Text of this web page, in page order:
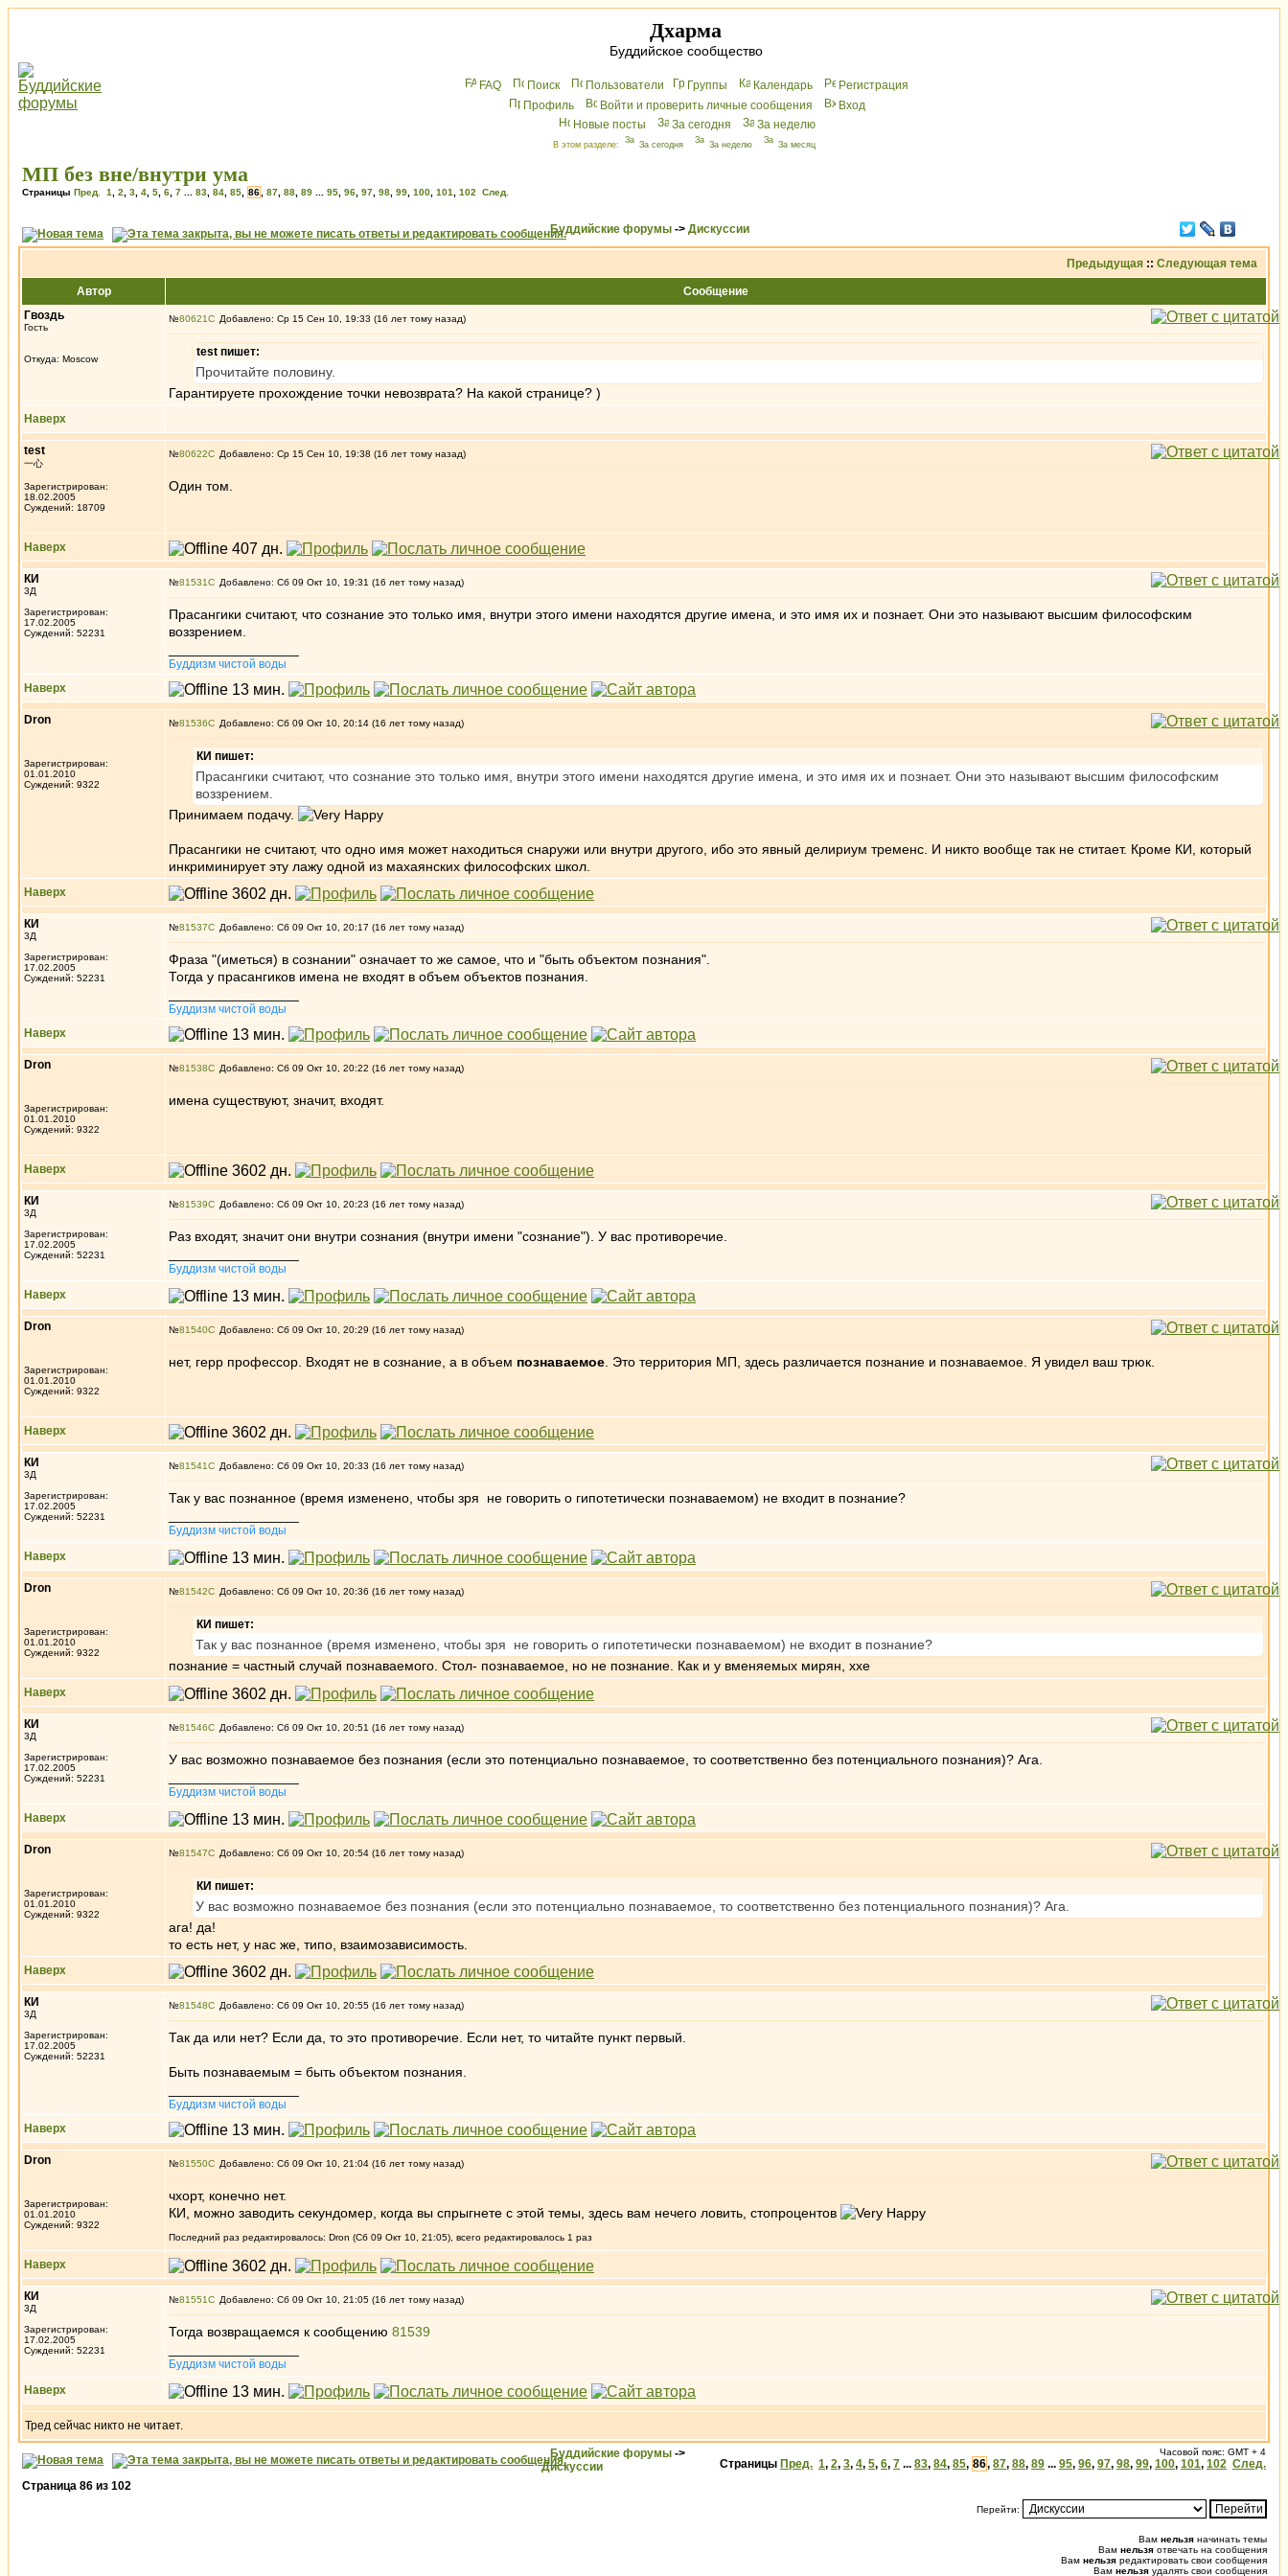
Дхарма
Буддийское сообщество
FAQ Поиск Пользователи Группы Календарь
Peгиcтрaция
Профиль
Войти и проверить личные сообщения
Вхoд
Новые посты
За сегодня За неделю
В этом разделе: За сегодня За неделю За месяц
МП без вне/внутри ума
Страницы Пред. 1 2 3 4 5 6 7 83 84 85 86 87 88 89 95 96 97 98 99 100 101 102 След.
Буддийские форумы -> Дискуссии
Предыдущая :: Следующая тема
Автор
Сообщение
Гвоздь
Гость
Откуда: Moscow
№80621 Добавлено: Ср 15 Сен 10, 19:33 (16 лет тому назад)
test пишет:
Прочитайте половину.
Гарантируете прохождение точки невозврата? На какой странице? )
Наверх
test
一心
Зарегистрирован:
18.02.2005
Суждений: 18709
№80622 Добавлено: Ср 15 Сен 10, 19:38 (16 лет тому назад)
Один том.
Наверх
КИ
3Д
Зарегистрирован:
17.02.2005
Суждений: 52231
№81531 Добавлено: Сб 09 Окт 10, 19:31 (16 лет тому назад)
Прасангики считают, что сознание это только имя, внутри этого имени находятся другие имена, и это имя их и познает. Они это называют высшим философским
воззрением.
Буддизм чистой воды
Наверх
Dron
Зарегистрирован:
01.01.2010
Суждений: 9322
№81536 Добавлено: Сб 09 Окт 10, 20:14 (16 лет тому назад)
КИ пишет:
Прасангики считают, что сознание это только имя, внутри этого имени находятся другие имена, и это имя их и познает. Они это называют высшим философским
воззрением.
Принимаем подачу.
Прасангики не считают, что одно имя может находиться снаружи или внутри другого, ибо это явный делириум тременс. И никто вообще так не ститает. Кроме КИ, который
инкриминирует эту лажу одной из махаянских философских школ.
Наверх
КИ
3Д
Зарегистрирован:
17.02.2005
Суждений: 52231
№81537 Добавлено: Сб 09 Окт 10, 20:17 (16 лет тому назад)
Фраза "(иметься) в сознании" означает то же самое, что и "быть объектом познания".
Тогда у прасангиков имена не входят в объем объектов познания.
Буддизм чистой воды
Наверх
Dron
Зарегистрирован:
01.01.2010
Суждений: 9322
№81538 Добавлено: Сб 09 Окт 10, 20:22 (16 лет тому назад)
имена существуют, значит, входят.
Наверх
КИ
3Д
Зарегистрирован:
17.02.2005
Суждений: 52231
№81539 Добавлено: Сб 09 Окт 10, 20:23 (16 лет тому назад)
Раз входят, значит они внутри сознания (внутри имени "сознание"). У вас противоречие.
Буддизм чистой воды
Наверх
Dron
Зарегистрирован:
01.01.2010
Суждений: 9322
№81540 Добавлено: Сб 09 Окт 10, 20:29 (16 лет тому назад)
нет, герр профессор. Входят не в сознание, а в объем познаваемое . Это территория МП, здесь различается познание и познаваемое. Я увидел ваш трюк.
Наверх
КИ
3Д
Зарегистрирован:
17.02.2005
Суждений: 52231
№81541 Добавлено: Сб 09 Окт 10, 20:33 (16 лет тому назад)
Так у вас познанное (время изменено, чтобы зря не говорить о гипотетически познаваемом) не входит в познание?
Буддизм чистой воды
Наверх
Dron
Зарегистрирован:
01.01.2010
Суждений: 9322
№81542 Добавлено: Сб 09 Окт 10, 20:36 (16 лет тому назад)
КИ пишет:
Так у вас познанное (время изменено, чтобы зря не говорить о гипотетически познаваемом) не входит в познание?
познание = частный случай познаваемого. Стол- познаваемое, но не познание. Как и у вменяемых мирян, ххе
Наверх
КИ
3Д
Зарегистрирован:
17.02.2005
Суждений: 52231
№81546 Добавлено: Сб 09 Окт 10, 20:51 (16 лет тому назад)
У вас возможно познаваемое без познания (если это потенциально познаваемое, то соответственно без потенциального познания)? Ага.
Буддизм чистой воды
Наверх
Dron
Зарегистрирован:
01.01.2010
Суждений: 9322
№81547 Добавлено: Сб 09 Окт 10, 20:54 (16 лет тому назад)
КИ пишет:
У вас возможно познаваемое без познания (если это потенциально познаваемое, то соответственно без потенциального познания)? Ага.
ага! да!
то есть нет, у нас же, типо, взаимозависимость.
Наверх
КИ
3Д
Зарегистрирован:
17.02.2005
Суждений: 52231
№81548 Добавлено: Сб 09 Окт 10, 20:55 (16 лет тому назад)
Так да или нет? Если да, то это противоречие. Если нет, то читайте пункт первый.
Быть познаваемым = быть объектом познания.
Буддизм чистой воды
Наверх
Dron
Зарегистрирован:
01.01.2010
Суждений: 9322
№81550 Добавлено: Сб 09 Окт 10, 21:04 (16 лет тому назад)
чхорт, конечно нет.
КИ, можно заводить секундомер, когда вы спрыгнете с этой темы, здесь вам нечего ловить, стопроцентов
Последний раз редактировалось: Dron (Сб 09 Окт 10, 21:05), всего редактировалось 1 раз
Наверх
КИ
3Д
Зарегистрирован:
17.02.2005
Суждений: 52231
№81551 Добавлено: Сб 09 Окт 10, 21:05 (16 лет тому назад)
Тогда возвращаемся к сообщению 81539
Буддизм чистой воды
Наверх
Тред сейчас никто не читает.
Буддийские форумы ->
Дискуссии
Часовой пояс: GMT + 4
Страницы Пред. 1, 2, 3, 4, 5, 6, 7 ... 83, 84, 85, 86, 87, 88, 89 ... 95, 96, 97, 98, 99, 100, 101, 102 След.
Страница 86 из 102
Перейти:
Вам нельзя начинать темы
Вам нельзя отвечать на сообщения
Вам нельзя редактировать свои сообщения
Вам нельзя удалять свои сообщения